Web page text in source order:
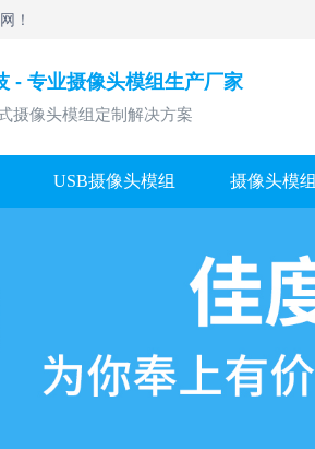
！
- 专业摄像头模组生产厂家
摄像头模组定制解决方案
USB摄像头模组 摄像头模组